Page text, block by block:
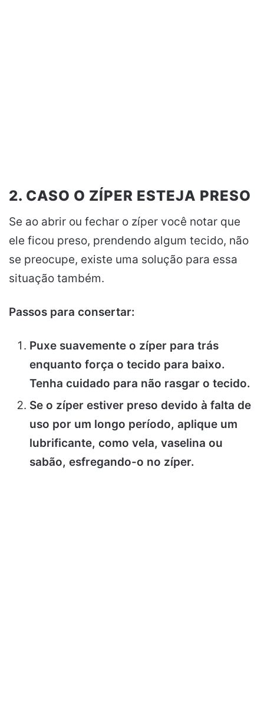
2. CASO O ZÍPER ESTEJA PRESO
Se ao abrir ou fechar o zíper você notar que
ele ficou preso, prendendo algum tecido, não
se preocupe, existe uma solução para essa
situação também.
Passos para consertar:
Puxe suavemente o zíper para trás
enquanto força o tecido para baixo.
Tenha cuidado para não rasgar o tecido.
Se o zíper estiver preso devido à falta de
uso por um longo período, aplique um
lubrificante, como vela, vaselina ou
sabão, esfregando-o no zíper.